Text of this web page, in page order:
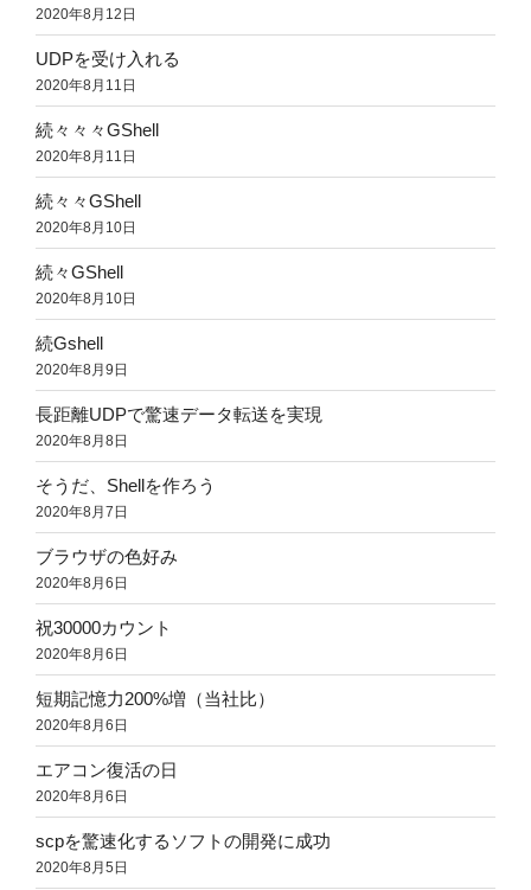
2020年8月12日
UDPを受け入れる
2020年8月11日
続々々々GShell
2020年8月11日
続々々GShell
2020年8月10日
続々GShell
2020年8月10日
続Gshell
2020年8月9日
長距離UDPで驚速データ転送を実現
2020年8月8日
そうだ、Shellを作ろう
2020年8月7日
ブラウザの色好み
2020年8月6日
祝30000カウント
2020年8月6日
短期記憶力200%増（当社比）
2020年8月6日
エアコン復活の日
2020年8月6日
scpを驚速化するソフトの開発に成功
2020年8月5日